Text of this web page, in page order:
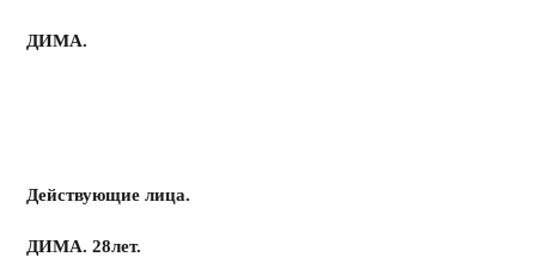
ДИМА.
Действующие лица.
ДИМА. 28лет.